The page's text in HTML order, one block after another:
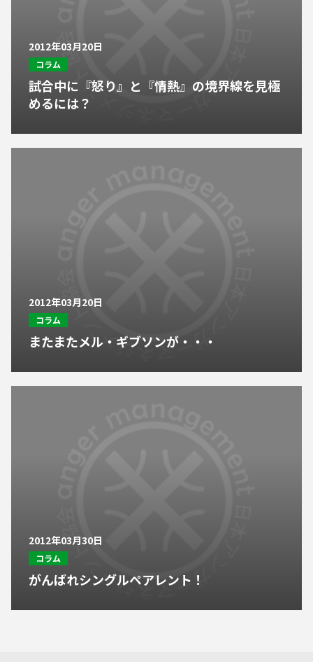
2012年03月20日
コラム
試合中に『怒り』と『情熱』の境界線を見極
めるには？
2012年03月20日
コラム
またまたメル・ギブソンが・・・
2012年03月30日
コラム
がんばれシングルペアレント！